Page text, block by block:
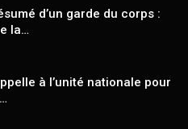
d’un garde du corps :
la…
à l’unité nationale pour